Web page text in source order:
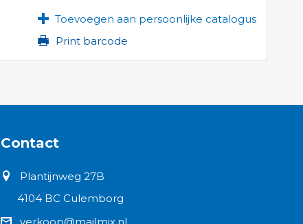
Toevoegen aan persoonlijke catalogus
Print barcode
Contact
Plantijnweg 27B
4104 BC Culemborg